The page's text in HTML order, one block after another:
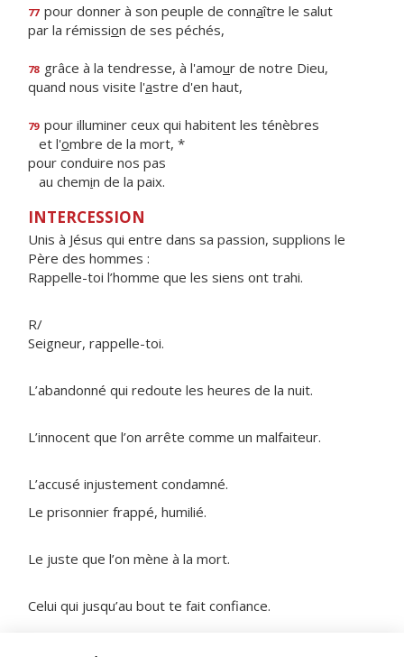
77 pour donner à son peuple de connaître le salut
par la rémission de ses péchés,
78 grâce à la tendresse, à l'amour de notre Dieu,
quand nous visite l'astre d'en haut,
79 pour illuminer ceux qui habitent les ténèbres
et l'ombre de la mort, *
pour conduire nos pas
au chemin de la paix.
INTERCESSION
Unis à Jésus qui entre dans sa passion, supplions le
Père des hommes :
Rappelle-toi l’homme que les siens ont trahi.
R/
Seigneur, rappelle-toi.
L’abandonné qui redoute les heures de la nuit.
L’innocent que l’on arrête comme un malfaiteur.
L’accusé injustement condamné.
Le prisonnier frappé, humilié.
Le juste que l’on mène à la mort.
Celui qui jusqu’au bout te fait confiance.